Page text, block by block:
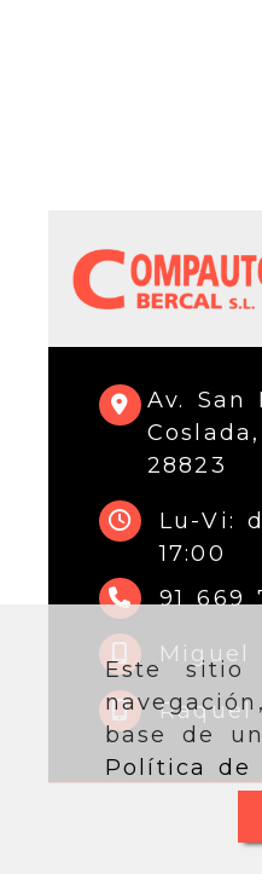
Este sitio
base de
Política de
Av. San
Coslada,
28823
Lu-Vi:
17:00
91 669
Miguel
Raquel